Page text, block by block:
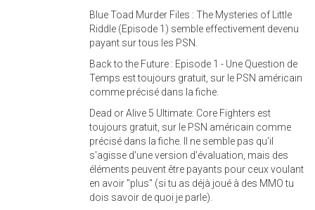
Blue Toad Murder Files : The Mysteries of Little
Riddle (Episode 1) semble effectivement devenu
payant sur tous les PSN.
Back to the Future : Episode 1 - Une Question de
Temps est toujours gratuit, sur le PSN américain
comme précisé dans la fiche.
Dead or Alive 5 Ultimate: Core Fighters est
toujours gratuit, sur le PSN américain comme
précisé dans la fiche. Il ne semble pas qu'il
s'agisse d'une version d'évaluation, mais des
éléments peuvent être payants pour ceux voulant
en avoir "plus" (si tu as déjà joué à des MMO tu
dois savoir de quoi je parle).